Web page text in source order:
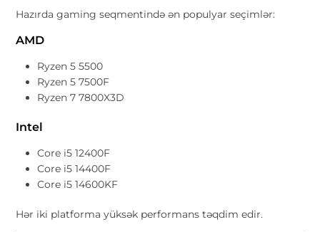
Hazırda gaming seqmentində ən populyar seçimlər:
AMD
Ryzen 5 5500
Ryzen 5 7500F
Ryzen 7 7800X3D
Intel
Core i5 12400F
Core i5 14400F
Core i5 14600KF
Hər iki platforma yüksək performans təqdim edir.